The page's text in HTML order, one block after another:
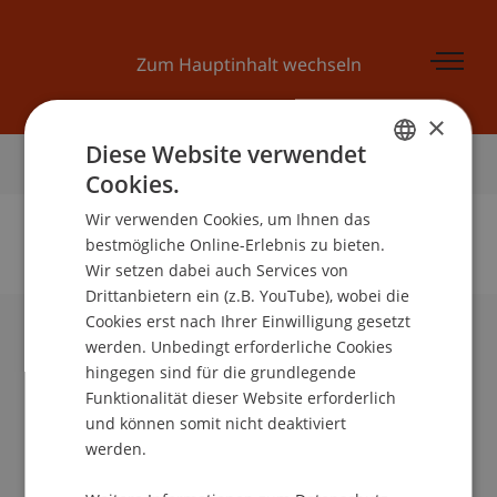
Zum Hauptinhalt wechseln
Startseite
Keine Daten zu dieser Person gefunden
Universität Liechtenstein
Fürst-Franz-Josef-Strasse
9490 Vaduz
Liechtenstein
info@uni.li
×
Diese Website verwendet
Cookies.
Wir verwenden Cookies, um Ihnen das
bestmögliche Online-Erlebnis zu bieten.
Wir setzen dabei auch Services von
Drittanbietern ein (z.B. YouTube), wobei die
Cookies erst nach Ihrer Einwilligung gesetzt
werden. Unbedingt erforderliche Cookies
hingegen sind für die grundlegende
Funktionalität dieser Website erforderlich
und können somit nicht deaktiviert
werden.